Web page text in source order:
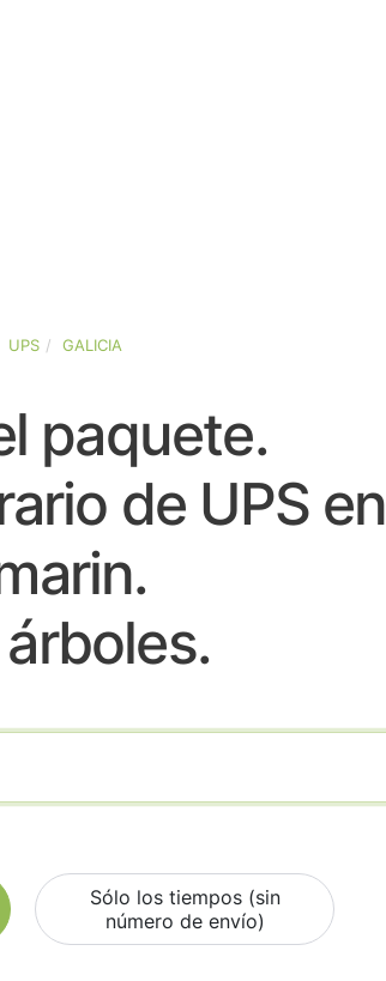
UPS GALICIA
paquete.
de UPS en
Sólo los tiempos (sin
número de envío)